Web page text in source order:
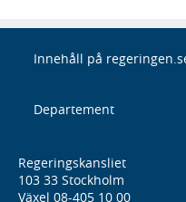
Innehåll på
Departement
Regeringskansliet
103 33 Stockholm
Växel 08-405 10 00